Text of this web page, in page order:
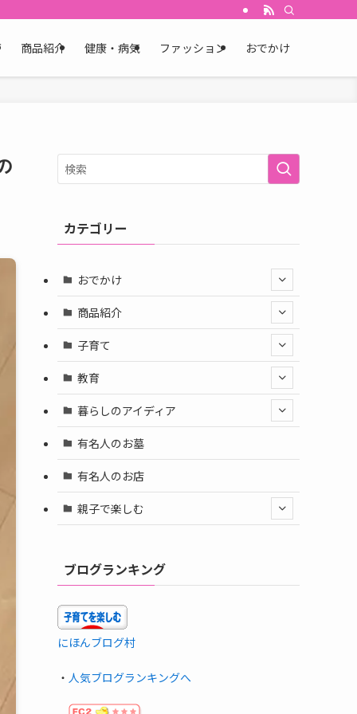
商品紹介 健康・病気 ファッション おでかけ
カテゴリー
おでかけ
商品紹介
子育て
教育
暮らしのアイディア
有名人のお墓
有名人のお店
親子で楽しむ
ブログランキング
にほんブログ村
・ 人気ブログランキングへ